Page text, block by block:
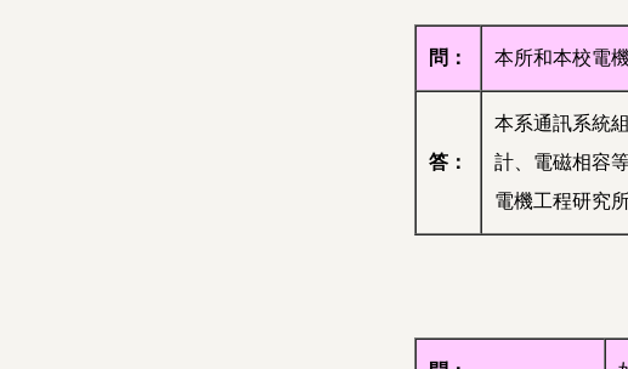
問： 本所和本校電
答：
本系通訊系統
計、電磁相容
電機工程研究